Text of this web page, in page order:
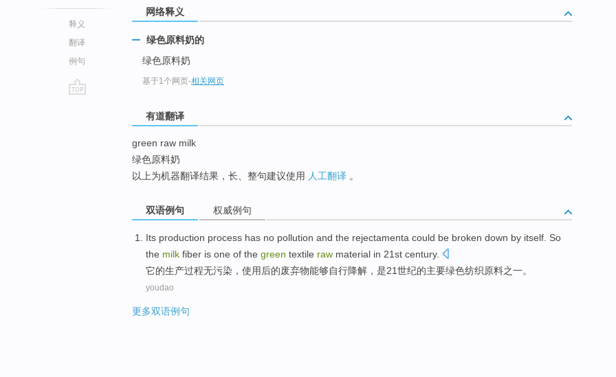
释义
翻译
例句
网络释义
绿色原料奶的
绿色原料奶
基于1个网页-相关网页
有道翻译
green raw milk
绿色原料奶
以上为机器翻译结果，长、整句建议使用 人工翻译 。
双语例句 权威例句
Its production process has no pollution and the rejectamenta could be broken down by itself . So
the milk fiber is one of the green textile raw material in 21st century.
它的生产过程无污染 ， 使用 后的废弃物能够自行降解， 是21世纪的主要绿色纺织原料之一。
youdao
更多双语例句